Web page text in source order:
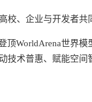
校、企业与开发者共
顶WorldArena世界
技术普惠、赋能空间